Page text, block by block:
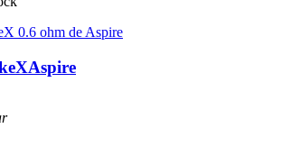
Aspire